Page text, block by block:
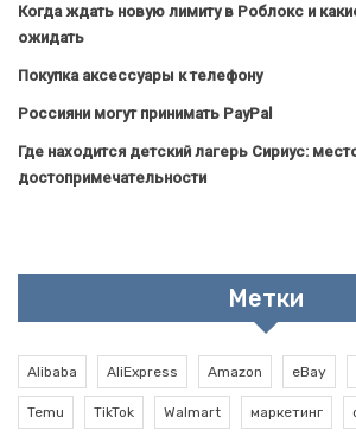
Когда ждать новую лимиту в Роблокс и
ожидать
Покупка аксессуары к телефону
Россияни могут принимать PayPal
Где находится детский лагерь Сириус:
достопримечательности
Метки
Alibaba AliExpress Amazon eBay
Temu TikTok Walmart маркетинг